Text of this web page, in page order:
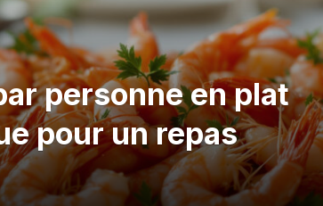
personne en plat
pour un repas